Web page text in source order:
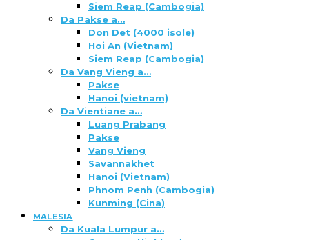
Siem Reap (Cambogia)
Da Pakse a…
Don Det (4000 isole)
Hoi An (Vietnam)
Siem Reap (Cambogia)
Da Vang Vieng a…
Pakse
Hanoi (vietnam)
Da Vientiane a…
Luang Prabang
Pakse
Vang Vieng
Savannakhet
Hanoi (Vietnam)
Phnom Penh (Cambogia)
Kunming (Cina)
MALESIA
Da Kuala Lumpur a…